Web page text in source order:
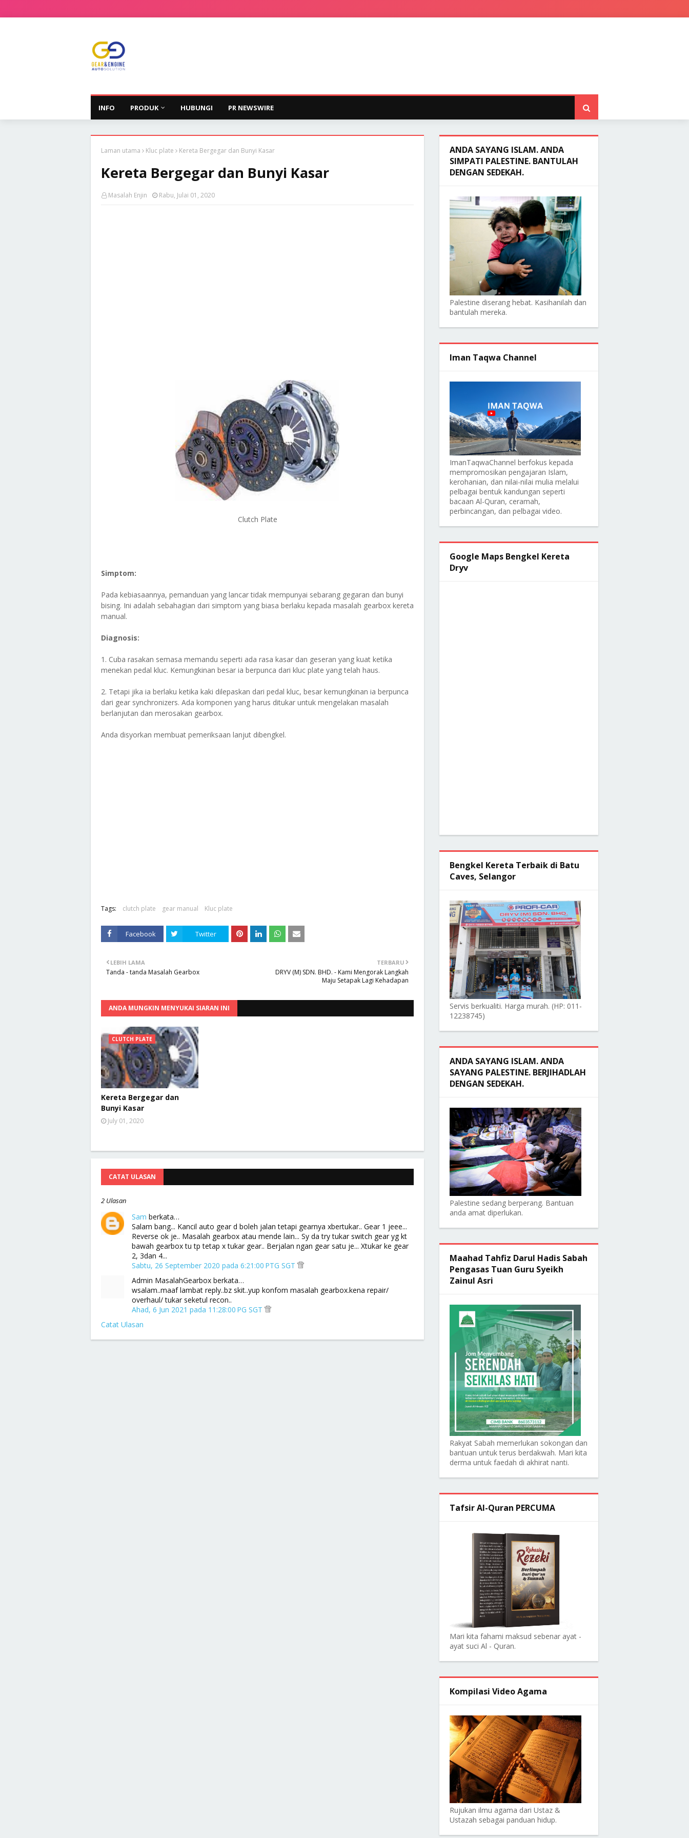
INFO PRODUK HUBUNGI PR NEWSWIRE
Laman utama Kluc plate Kereta Bergegar dan Bunyi Kasar
Kereta Bergegar dan Bunyi Kasar
Masalah Enjin Rabu, Julai 01, 2020
Clutch Plate
Simptom:
Pada kebiasaannya, pemanduan yang lancar tidak mempunyai sebarang gegaran dan bunyi
bising. Ini adalah sebahagian dari simptom yang biasa berlaku kepada masalah gearbox kereta
manual.
Diagnosis:
1. Cuba rasakan semasa memandu seperti ada rasa kasar dan geseran yang kuat ketika
menekan pedal kluc. Kemungkinan besar ia berpunca dari kluc plate yang telah haus.
2. Tetapi jika ia berlaku ketika kaki dilepaskan dari pedal kluc, besar kemungkinan ia berpunca
dari gear synchronizers. Ada komponen yang harus ditukar untuk mengelakan masalah
berlanjutan dan merosakan gearbox.
Anda disyorkan membuat pemeriksaan lanjut dibengkel.
Tags: clutch plate gear manual Kluc plate
Facebook Twitter
TERBARU
DRYV (M) SDN. BHD. - Kami Mengorak Langkah
Maju Setapak Lagi Kehadapan
LEBIH LAMA
Tanda - tanda Masalah Gearbox
ANDA MUNGKIN MENYUKAI SIARAN INI
CLUTCH PLATE
Kereta Bergegar dan
Bunyi Kasar
July 01, 2020
CATAT ULASAN
2 Ulasan
Sam berkata…
Salam bang... Kancil auto gear d boleh jalan tetapi gearnya xbertukar.. Gear 1 jeee...
Reverse ok je.. Masalah gearbox atau mende lain... Sy da try tukar switch gear yg kt
bawah gearbox tu tp tetap x tukar gear.. Berjalan ngan gear satu je... Xtukar ke gear
2, 3dan 4...
Sabtu, 26 September 2020 pada 6:21:00 PTG SGT
Admin MasalahGearbox berkata…
wsalam..maaf lambat reply..bz skit..yup konfom masalah gearbox.kena repair/
overhaul/ tukar seketul recon..
Ahad, 6 Jun 2021 pada 11:28:00 PG SGT
Catat Ulasan
ANDA SAYANG ISLAM. ANDA
SIMPATI PALESTINE. BANTULAH
DENGAN SEDEKAH.
Palestine diserang hebat. Kasihanilah dan
bantulah mereka.
Iman Taqwa Channel
ImanTaqwaChannel berfokus kepada
mempromosikan pengajaran Islam,
kerohanian, dan nilai-nilai mulia melalui
pelbagai bentuk kandungan seperti
bacaan Al-Quran, ceramah,
perbincangan, dan pelbagai video.
Google Maps Bengkel Kereta
Dryv
Bengkel Kereta Terbaik di Batu
Caves, Selangor
Servis berkualiti. Harga murah. (HP: 011-
12238745)
ANDA SAYANG ISLAM. ANDA
SAYANG PALESTINE. BERJIHADLAH
DENGAN SEDEKAH.
Palestine sedang berperang. Bantuan
anda amat diperlukan.
Maahad Tahfiz Darul Hadis Sabah
Pengasas Tuan Guru Syeikh
Zainul Asri
Rakyat Sabah memerlukan sokongan dan
bantuan untuk terus berdakwah. Mari kita
derma untuk faedah di akhirat nanti.
Tafsir Al-Quran PERCUMA
Mari kita fahami maksud sebenar ayat -
ayat suci Al - Quran.
Kompilasi Video Agama
Rujukan ilmu agama dari Ustaz &
Ustazah sebagai panduan hidup.